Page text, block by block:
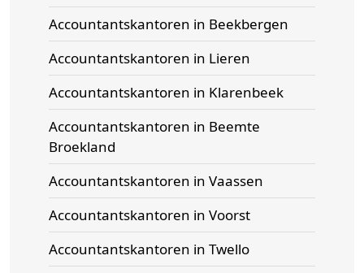
Accountantskantoren in Beekbergen
Accountantskantoren in Lieren
Accountantskantoren in Klarenbeek
Accountantskantoren in Beemte
Broekland
Accountantskantoren in Vaassen
Accountantskantoren in Voorst
Accountantskantoren in Twello